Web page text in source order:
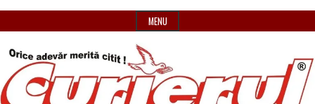
to
MENU